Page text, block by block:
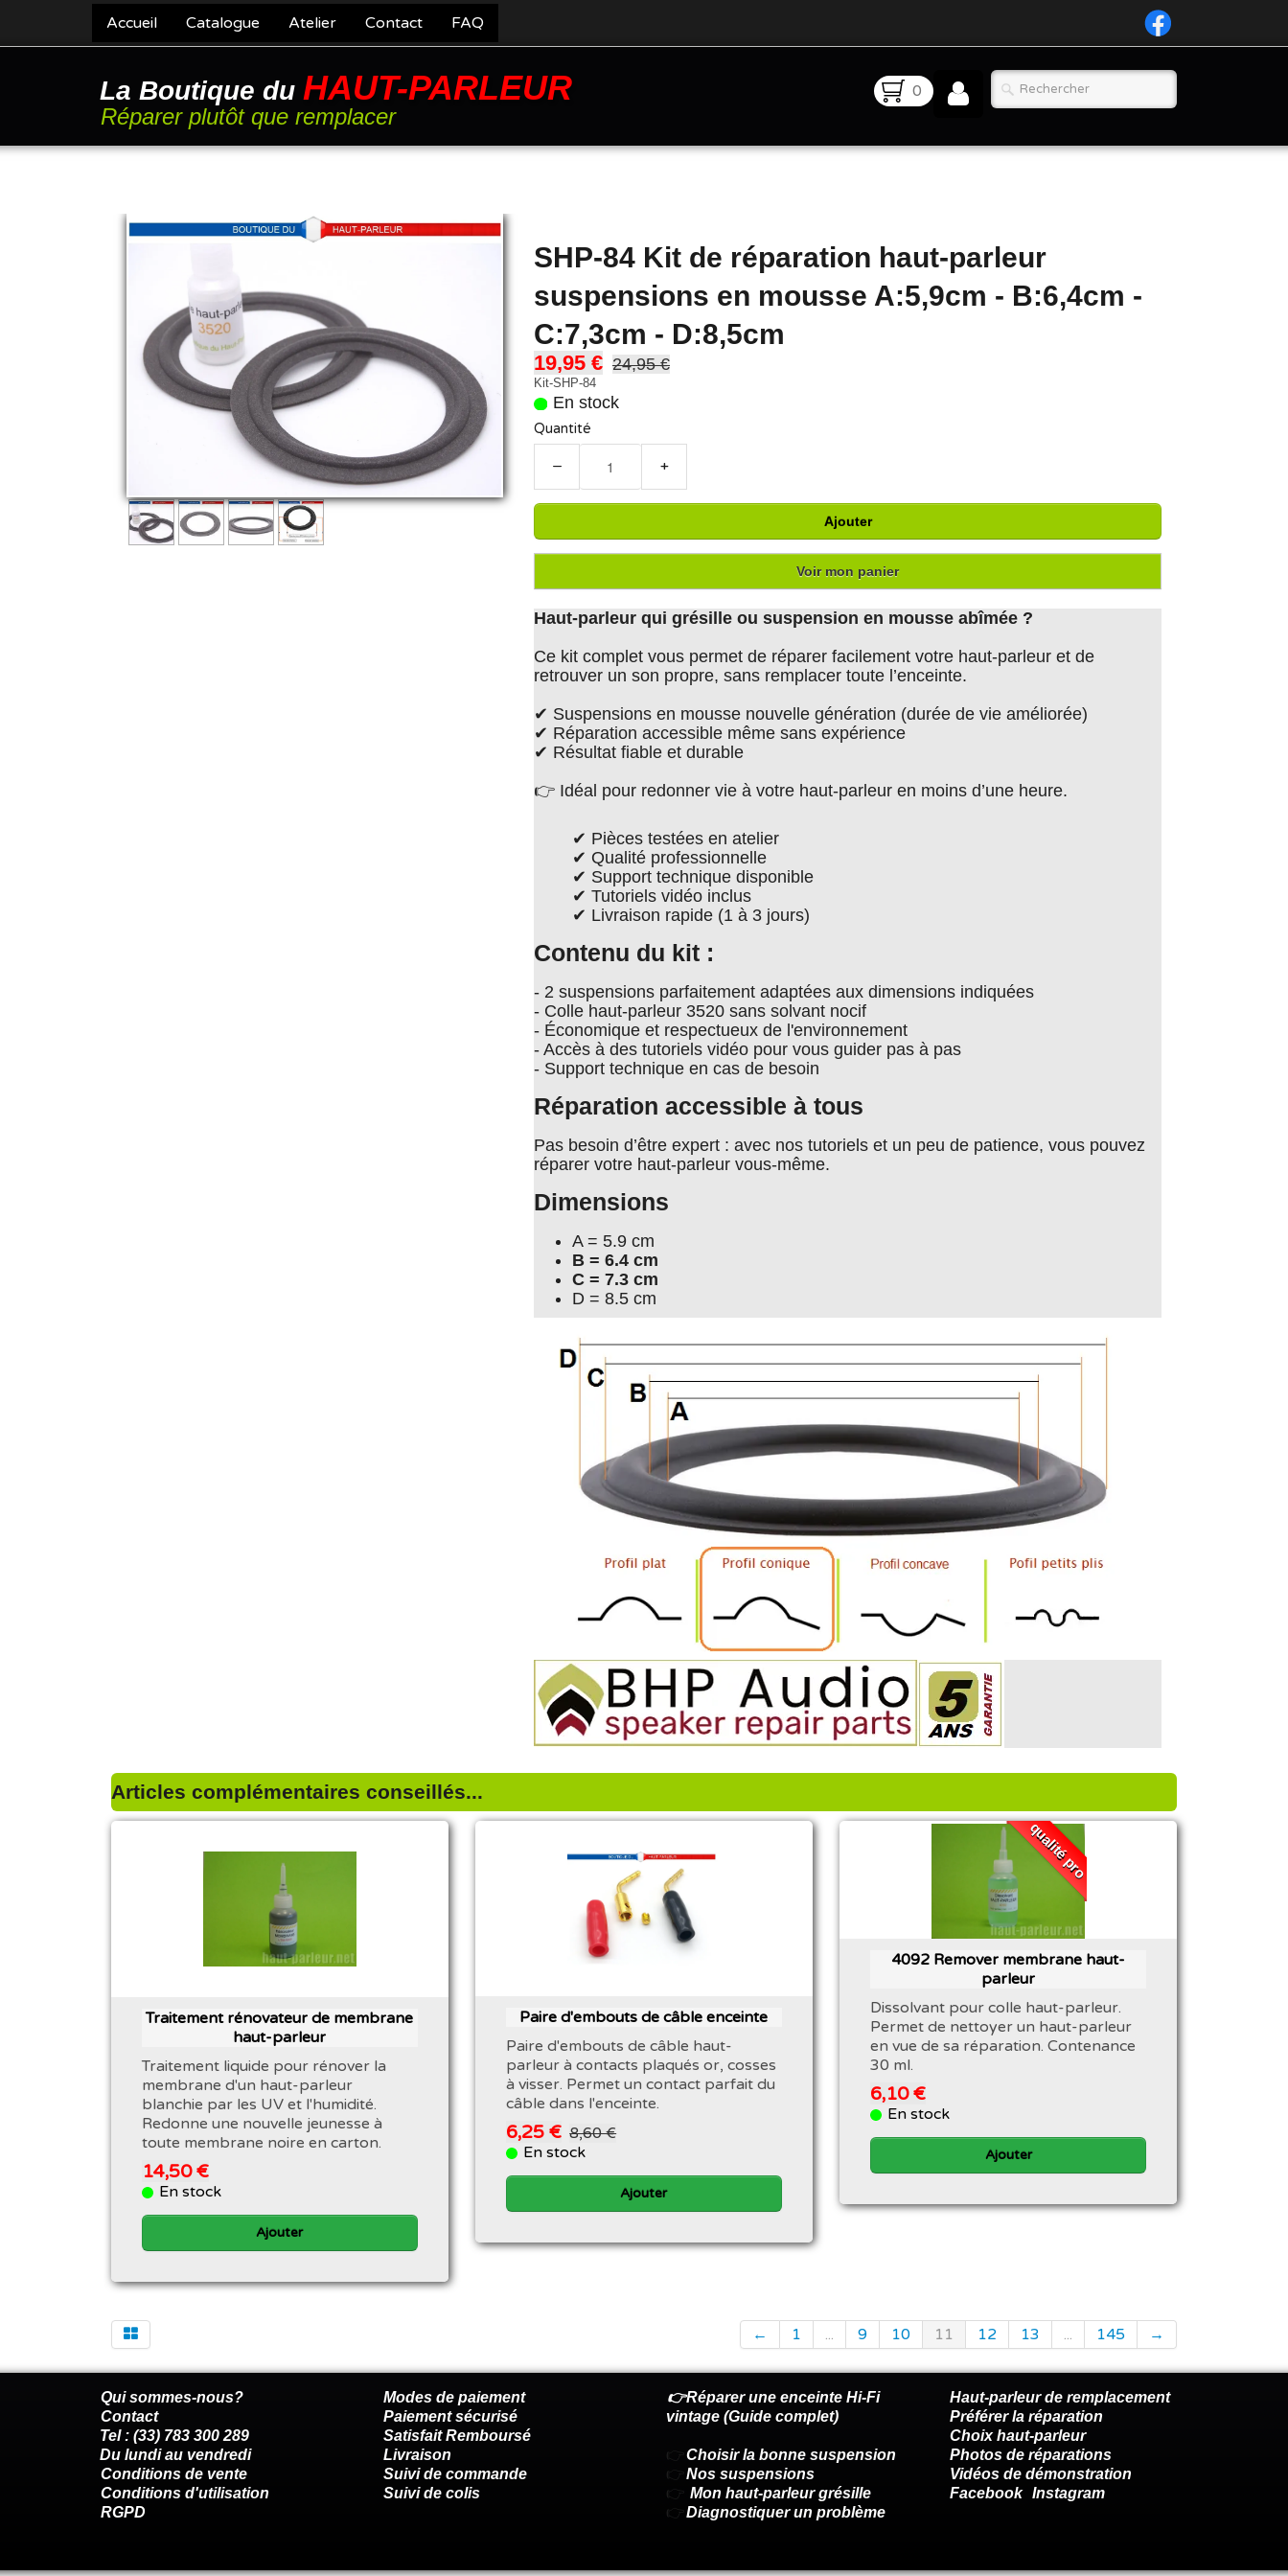
Accueil Catalogue Atelier Contact FAQ
La Boutique du HAUT-PARLEUR
Réparer plutôt que remplacer
0
SHP-84 Kit de réparation haut-parleur
suspensions en mousse A:5,9cm - B:6,4cm -
C:7,3cm - D:8,5cm
19,95 € 24,95 €
Kit-SHP-84
En stock
Quantité
− +
Ajouter
Voir mon panier
Haut-parleur qui grésille ou suspension en mousse abîmée ?
Ce kit complet vous permet de réparer facilement votre haut-parleur et de
retrouver un son propre, sans remplacer toute l’enceinte.
✔ Suspensions en mousse nouvelle génération (durée de vie améliorée)
✔ Réparation accessible même sans expérience
✔ Résultat fiable et durable
👉 Idéal pour redonner vie à votre haut-parleur en moins d’une heure.
✔ Pièces testées en atelier
✔ Qualité professionnelle
✔ Support technique disponible
✔ Tutoriels vidéo inclus
✔ Livraison rapide (1 à 3 jours)
Contenu du kit :
- 2 suspensions parfaitement adaptées aux dimensions indiquées
- Colle haut-parleur 3520 sans solvant nocif
- Économique et respectueux de l'environnement
- Accès à des tutoriels vidéo pour vous guider pas à pas
- Support technique en cas de besoin
Réparation accessible à tous
Pas besoin d’être expert : avec nos tutoriels et un peu de patience, vous pouvez
réparer votre haut-parleur vous-même.
Dimensions
A = 5.9 cm
B = 6.4 cm
C = 7.3 cm
D = 8.5 cm
Articles complémentaires conseillés...
Traitement rénovateur de membrane
haut-parleur
Traitement liquide pour rénover la
membrane d'un haut-parleur
blanchie par les UV et l'humidité.
Redonne une nouvelle jeunesse à
toute membrane noire en carton.
14,50 €
En stock
Ajouter
Paire d'embouts de câble enceinte
Paire d'embouts de câble haut-
parleur à contacts plaqués or, cosses
à visser. Permet un contact parfait du
câble dans l'enceinte.
6,25 € 8,60 €
En stock
Ajouter
qualité pro
4092 Remover membrane haut-
parleur
Dissolvant pour colle haut-parleur.
Permet de nettoyer un haut-parleur
en vue de sa réparation. Contenance
30 ml.
6,10 €
En stock
Ajouter
← 1 ... 9 10 11 12 13 ... 145 →
Qui sommes-nous?
Contact
Tel : (33) 783 300 289
Du lundi au vendredi
Conditions de vente
Conditions d'utilisation
RGPD
Modes de paiement
Paiement sécurisé
Satisfait Remboursé
Livraison
Suivi de commande
Suivi de colis
👉Réparer une enceinte Hi-Fi
vintage (Guide complet)
👉 Choisir la bonne suspension
👉 Nos suspensions
👉 Mon haut-parleur grésille
👉 Diagnostiquer un problème
Haut-parleur de remplacement
Préférer la réparation
Choix haut-parleur
Photos de réparations
Vidéos de démonstration
Facebook Instagram